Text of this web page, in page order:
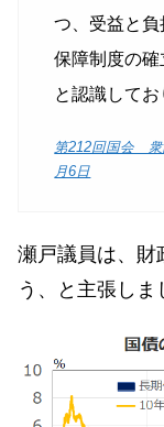
つ、受益と
保障制度の
と認識してお
第212回国会
月6日
瀬戸議員は、財
う、と主張しま